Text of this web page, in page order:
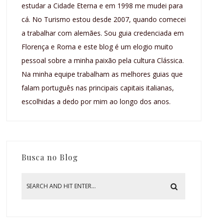
estudar a Cidade Eterna e em 1998 me mudei para
cá. No Turismo estou desde 2007, quando comecei
a trabalhar com alemães. Sou guia credenciada em
Florença e Roma e este blog é um elogio muito
pessoal sobre a minha paixão pela cultura Clássica.
Na minha equipe trabalham as melhores guias que
falam português nas principais capitais italianas,
escolhidas a dedo por mim ao longo dos anos.
Busca no Blog